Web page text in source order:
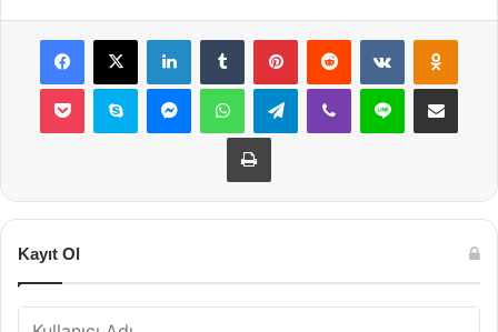
Facebook
X LinkedInTumblr PinterestReddit VKontakte
Pocket Skype MessengerWhatsAppTelegramViber Line E-Posta ile
Yazdır
Kayıt Ol